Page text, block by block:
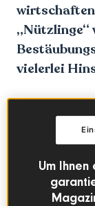
„Nützlinge“
vielerlei
Um